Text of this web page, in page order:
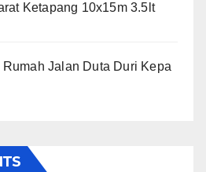
Ketapang 10x15m 3.5lt
Jalan Duta Duri Kepa